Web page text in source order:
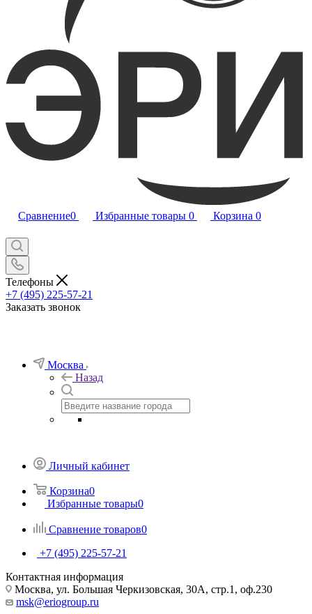
Сравнение0 Избранные товары 0 Корзина 0
Телефоны
+7 (495) 225-57-21
Заказать звонок
Москва
Назад
Личный кабинет
Корзина0
Избранные товары0
Сравнение товаров0
+7 (495) 225-57-21
Контактная информация
Москва, ул. Большая Черкизовская, 30А, стр.1, оф.230
msk@eriogroup.ru